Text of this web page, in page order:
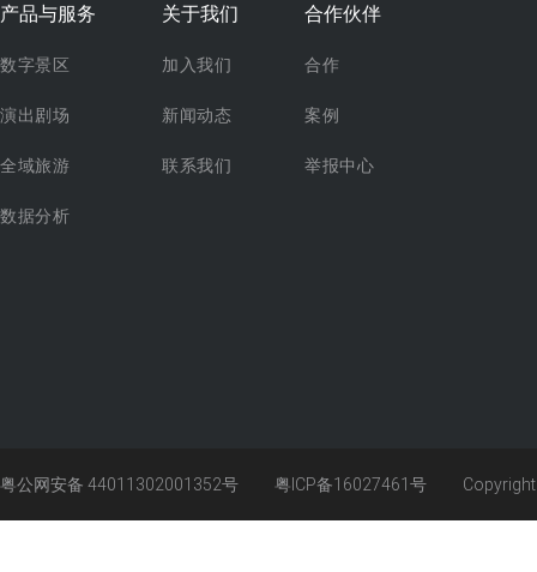
产品与服务
数字景区
演出剧场
全域旅游
数据分析
关于我们
加入我们
新闻动态
联系我们
合作伙伴
合作
案例
举报中心
粤公网安备 44011302001352号 粤ICP备16027461号